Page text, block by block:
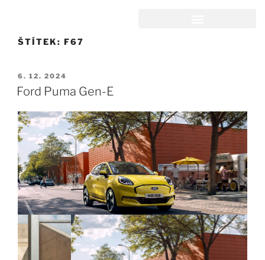
ŠTÍTEK: F67
6. 12. 2024
Ford Puma Gen-E